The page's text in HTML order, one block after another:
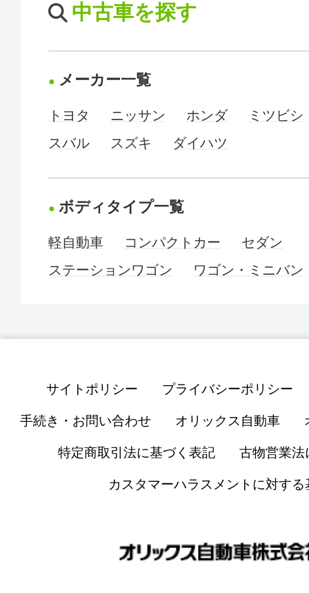
中古車を探す
メーカー一覧
トヨタ ニッサン ホンダ
ミツビシ
スバル
スズキ ダイハツ
ボディタイプ一覧
軽自動車 コンパクトカー
セダン
ステーションワゴン
ワゴン・ミニバン
サイトポリシー プライバシーポリシー
手続き・お問い合わせ オリックス自動車
特定商取引法に基づく表記 古物営業法
カスタマーハラスメントに対する